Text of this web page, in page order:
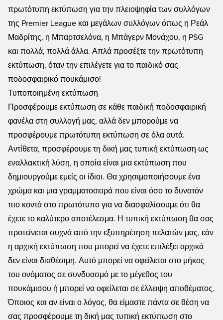
πρωτότυπη εκτύπωση για την πλειοψηφία των συλλόγων
της Premier League και μεγάλων συλλόγων όπως η Ρεάλ
Μαδρίτης, η Μπαρτσελόνα, η Μπάγερν Μονάχου, η PSG
και πολλά, πολλά άλλα. Απλά προσέξτε την πρωτότυπη
εκτύπωση, όταν την επιλέγετε για το παιδικό σας
ποδοσφαιρικό πουκάμισο!
Τυποποιημένη εκτύπωση
Προσφέρουμε εκτύπωση σε κάθε παιδική ποδοσφαιρική
φανέλα στη συλλογή μας, αλλά δεν μπορούμε να
προσφέρουμε πρωτότυπη εκτύπωση σε όλα αυτά.
Αντίθετα, προσφέρουμε τη δική μας τυπική εκτύπωση ως
εναλλακτική λύση, η οποία είναι μια εκτύπωση που
δημιουργούμε εμείς οι ίδιοι. Θα χρησιμοποιήσουμε ένα
χρώμα και μια γραμματοσειρά που είναι όσο το δυνατόν
πιο κοντά στο πρωτότυπο για να διασφαλίσουμε ότι θα
έχετε το καλύτερο αποτέλεσμα. Η τυπική εκτύπωση θα σας
προτείνεται συχνά από την εξυπηρέτηση πελατών μας, εάν
η αρχική εκτύπωση που μπορεί να έχετε επιλέξει αρχικά
δεν είναι διαθέσιμη. Αυτό μπορεί να οφείλεται στο μήκος
του ονόματος σε συνδυασμό με το μέγεθος του
πουκάμισου ή μπορεί να οφείλεται σε έλλειψη αποθέματος.
Όποιος και αν είναι ο λόγος, θα είμαστε πάντα σε θέση να
σας προσφέρουμε τη δική μας τυπική εκτύπωση στο